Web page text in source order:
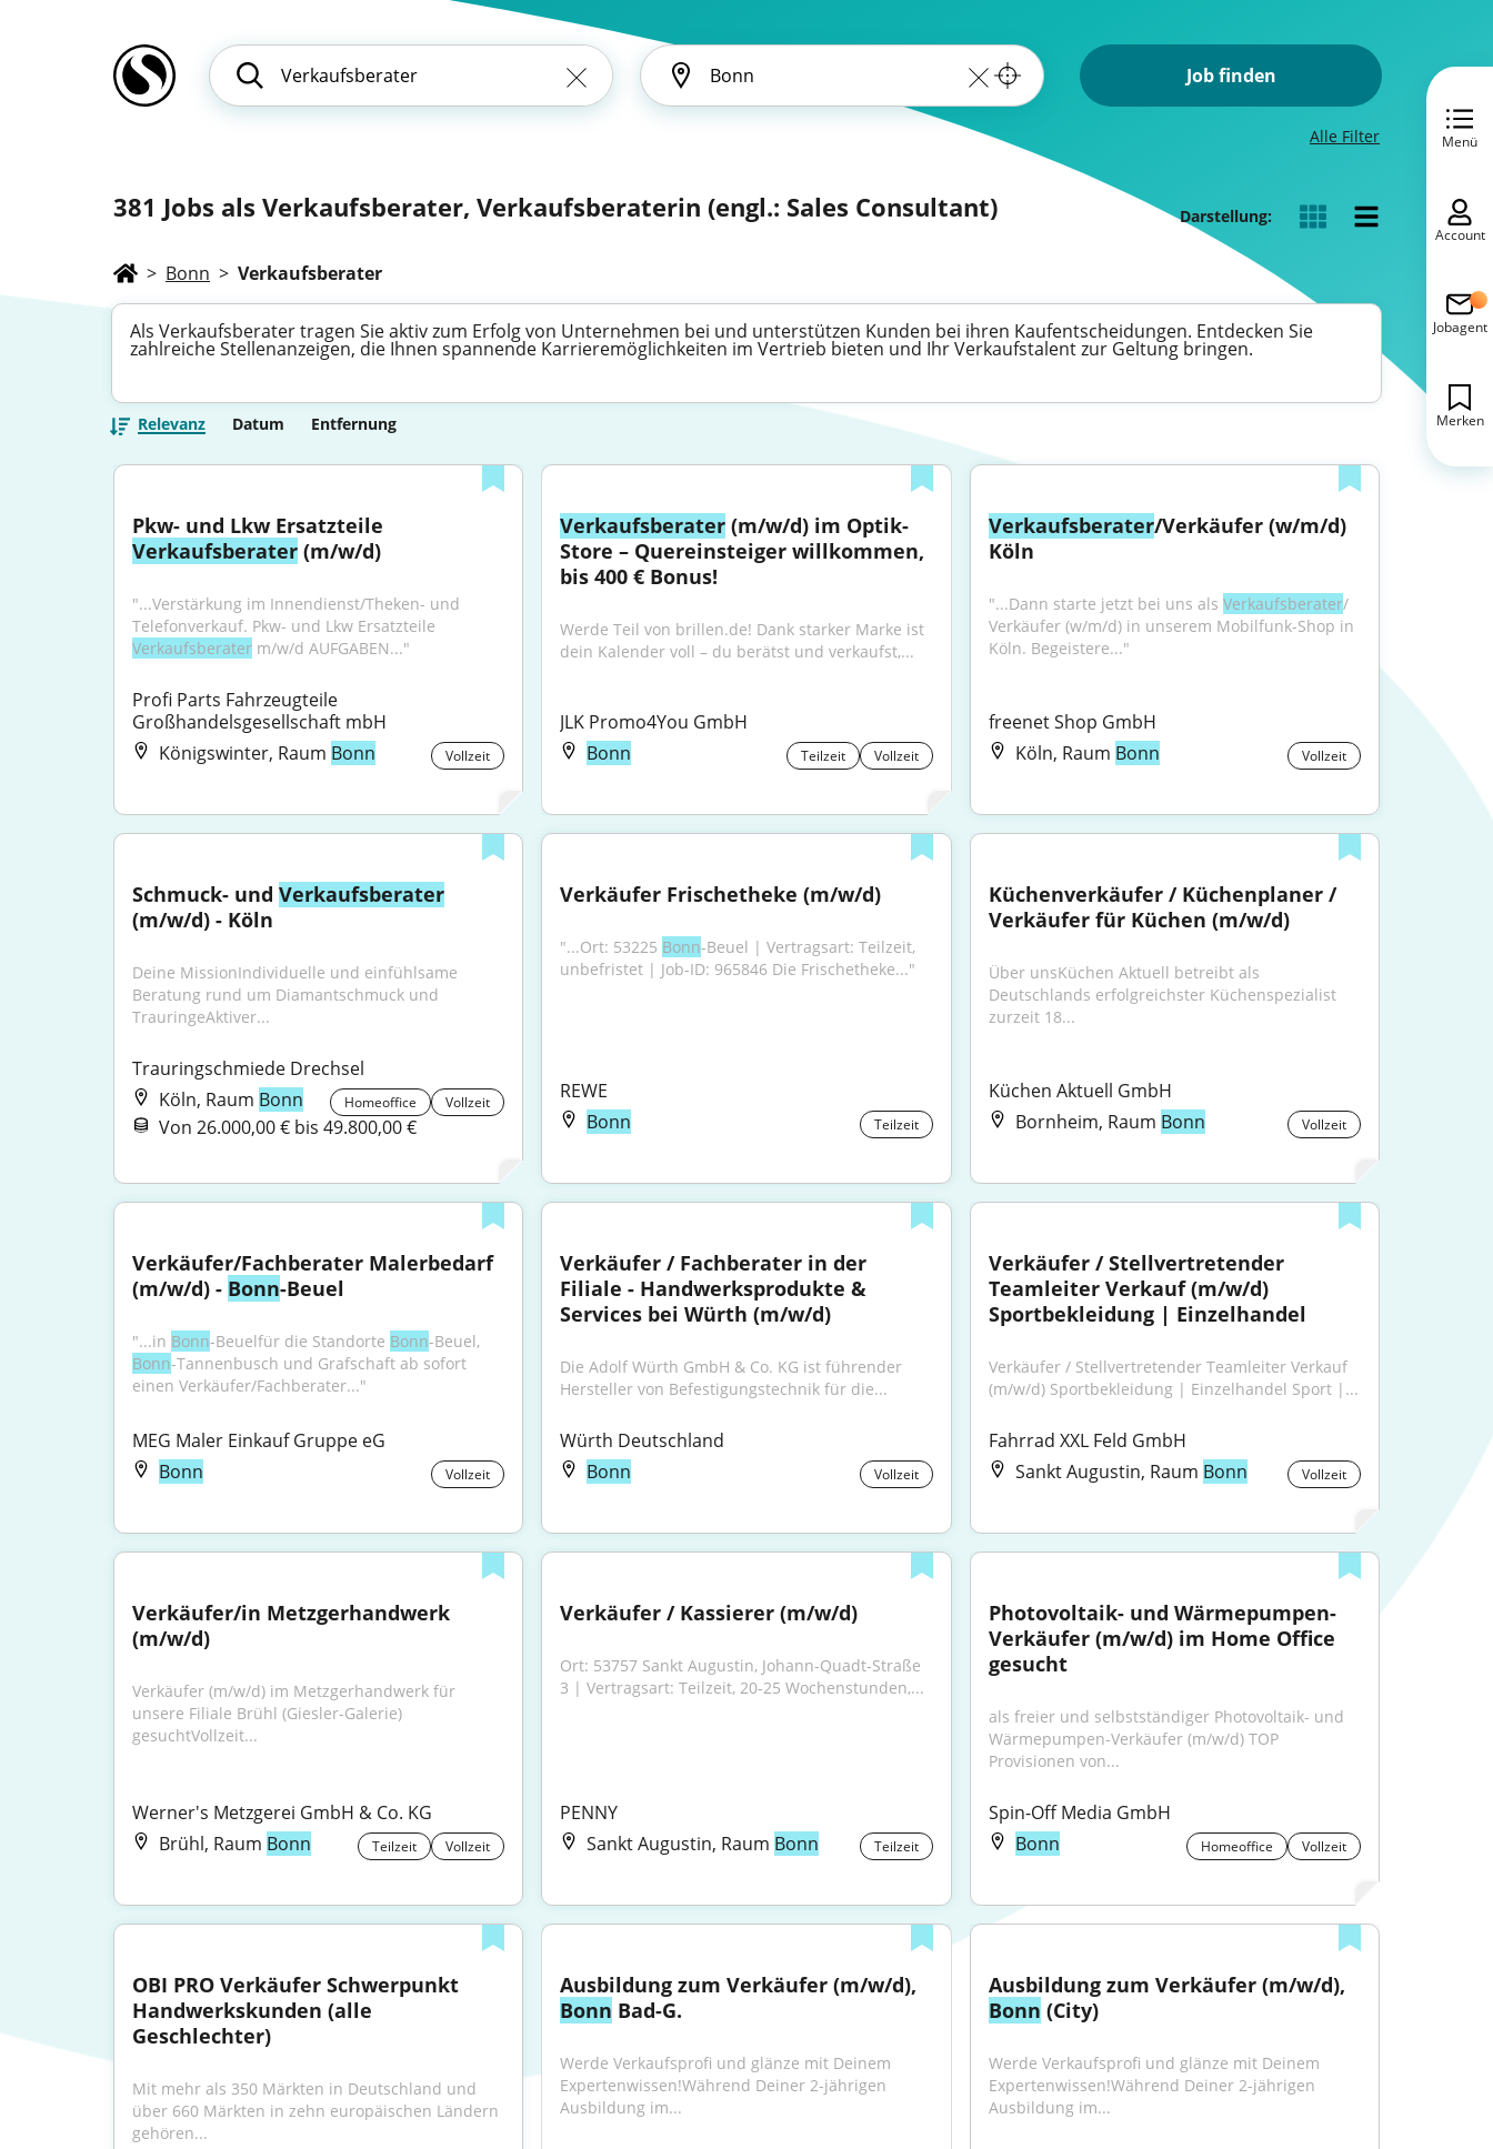
Job finden
Alle Filter
381 Jobs als Verkaufsberater, Verkaufsberaterin (engl.: Sales Consultant) Darstellung:
> Bonn > Verkaufsberater
Als Verkaufsberater tragen Sie aktiv zum Erfolg von Unternehmen bei und unterstützen Kunden bei ihren Kaufentscheidungen. Entdecken Sie
zahlreiche Stellenanzeigen, die Ihnen spannende Karrieremöglichkeiten im Vertrieb bieten und Ihr Verkaufstalent zur Geltung bringen.
Relevanz Datum Entfernung
Verkaufsberater (m/w/d)
"...Verstärkung im Innendienst/Theken- und
Verkaufsberater m/w/d AUFGABEN..."
Profi Parts Fahrzeugteile
Großhandelsgesellschaft mbH
Königswinter, Raum Bonn Vollzeit
Verkaufsberater (m/w/d) im Optik-
Store – Quereinsteiger willkommen,
bis 400 € Bonus!
Werde Teil von brillen.de! Dank starker Marke ist
dein Kalender voll – du berätst und verkaufst,...
JLK Promo4You GmbH
Bonn
Teilzeit Vollzeit
Verkaufsberater/Verkäufer (w/m/d)
Köln
"...Dann starte jetzt bei uns als Verkaufsberater/
Verkäufer (w/m/d) in unserem Mobilfunk-Shop in
Köln. Begeistere..."
freenet Shop GmbH
Köln, Raum Bonn Vollzeit
Schmuck- und Verkaufsberater
(m/w/d) - Köln
Deine MissionIndividuelle und einfühlsame
Beratung rund um Diamantschmuck und
TrauringeAktiver...
Trauringschmiede Drechsel
Köln, Raum Bonn Homeoffice Vollzeit
Von 26.000,00 € bis 49.800,00 €
Verkäufer Frischetheke (m/w/d)
"...Ort: 53225 Bonn-Beuel | Vertragsart: Teilzeit,
unbefristet | Job-ID: 965846 Die Frischetheke..."
REWE
Bonn
Teilzeit
Küchenverkäufer / Küchenplaner /
Verkäufer für Küchen (m/w/d)
Über unsKüchen Aktuell betreibt als
Deutschlands erfolgreichster Küchenspezialist
zurzeit 18...
Küchen Aktuell GmbH
Bornheim, Raum Bonn Vollzeit
Verkäufer/Fachberater Malerbedarf
(m/w/d) - Bonn-Beuel
"...in Bonn-Beuelfür die Standorte Bonn
Bonn-Tannenbusch und Grafschaft ab sofort
einen Verkäufer/Fachberater..."
MEG Maler Einkauf Gruppe eG
Bonn
Vollzeit
Verkäufer / Fachberater in der
Filiale - Handwerksprodukte &
Services bei Würth (m/w/d)
Die Adolf Würth GmbH & Co. KG ist führender
Hersteller von Befestigungstechnik für die...
Würth Deutschland
Bonn
Vollzeit
Verkäufer / Stellvertretender
Teamleiter Verkauf (m/w/d)
Sportbekleidung | Einzelhandel
Verkäufer / Stellvertretender Teamleiter Verkauf
(m/w/d) Sportbekleidung | Einzelhandel Sport |...
Fahrrad XXL Feld GmbH
Sankt Augustin, Raum Bonn Vollzeit
Verkäufer/in Metzgerhandwerk
(m/w/d)
Verkäufer (m/w/d) im Metzgerhandwerk für
unsere Filiale Brühl (Giesler-Galerie)
gesuchtVollzeit...
Werner's Metzgerei GmbH & Co. KG
Brühl, Raum Bonn Teilzeit Vollzeit
Verkäufer / Kassierer (m/w/d)
Ort: 53757 Sankt Augustin, Johann-Quadt-Straße
3 | Vertragsart: Teilzeit, 20-25 Wochenstunden,...
PENNY
Sankt Augustin, Raum Bonn Teilzeit
Photovoltaik- und Wärmepumpen-
Verkäufer (m/w/d) im Home Office
gesucht
als freier und selbstständiger Photovoltaik- und
Wärmepumpen-Verkäufer (m/w/d) TOP
Provisionen von...
Spin-Off Media GmbH
Bonn
Homeoffice Vollzeit
OBI PRO Verkäufer Schwerpunkt
Handwerkskunden (alle
Geschlechter)
Mit mehr als 350 Märkten in Deutschland und
über 660 Märkten in zehn europäischen Ländern
gehören...
Bonn Bad-G.
Werde Verkaufsprofi und glänze mit Deinem
Expertenwissen!Während Deiner 2-jährigen
Ausbildung im...
Bonn (City)
Werde Verkaufsprofi und glänze mit Deinem
Expertenwissen!Während Deiner 2-jährigen
Ausbildung im...
Menü
Account
Jobagent
Merken